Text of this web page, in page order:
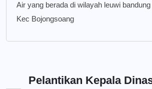
Air yang berada di wilayah leuwi
Kec Bojongsoang
Pelantikan Kepala